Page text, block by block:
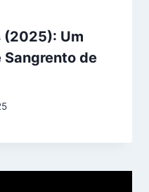
(2025): Um
Sangrento de